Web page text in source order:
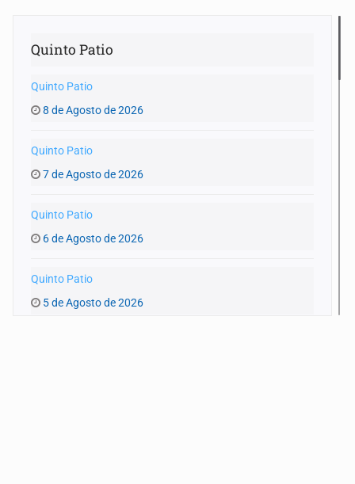
Quinto Patio
Quinto Patio
8 de Agosto de 2026
Quinto Patio
7 de Agosto de 2026
Quinto Patio
6 de Agosto de 2026
Quinto Patio
5 de Agosto de 2026